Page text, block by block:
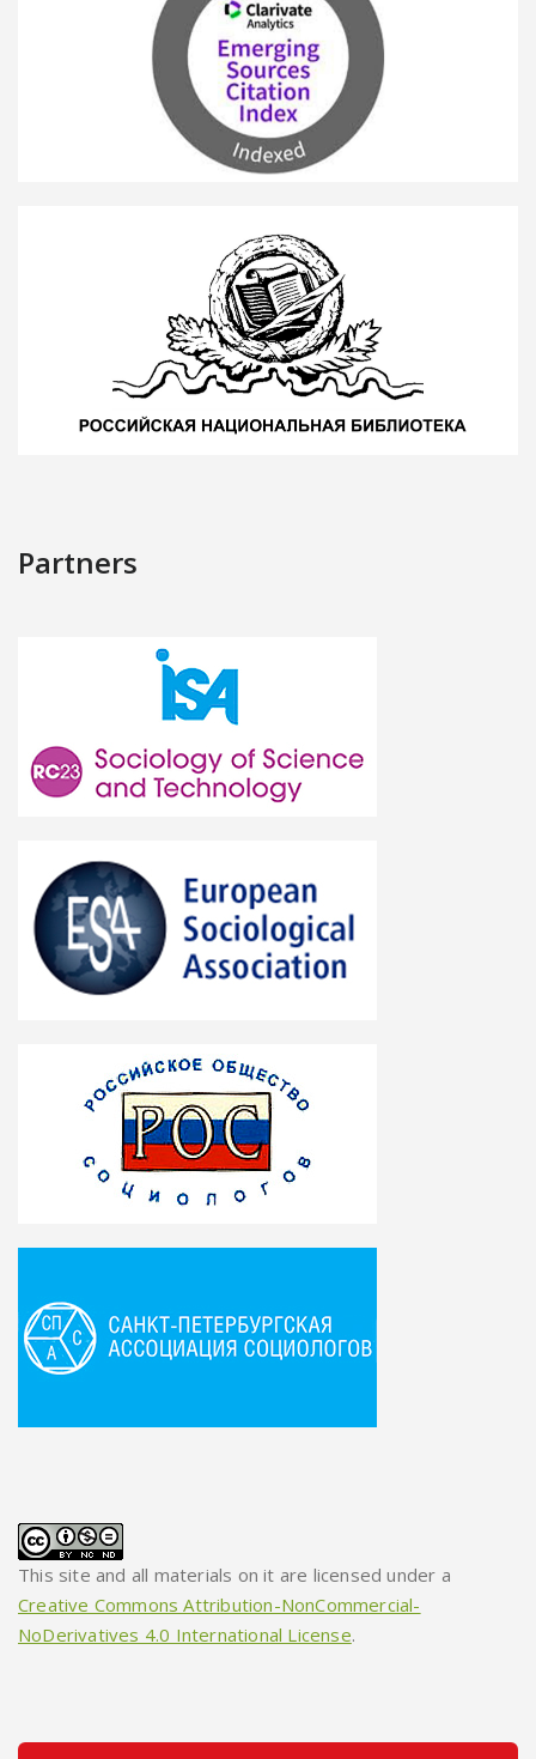
Partners
This site and all materials on it are licensed under a
Creative Commons Attribution-NonCommercial-
NoDerivatives 4.0 International License.